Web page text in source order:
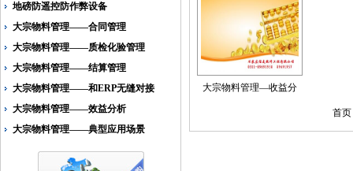
地磅防遥控防作弊设备
大宗物料管理——合同管理
大宗物料管理——质检化验管理
大宗物料管理——结算管理
大宗物料管理——和ERP无缝对接
大宗物料管理——效益分析
大宗物料管理——典型应用场景
大宗物料管理—收益分
首